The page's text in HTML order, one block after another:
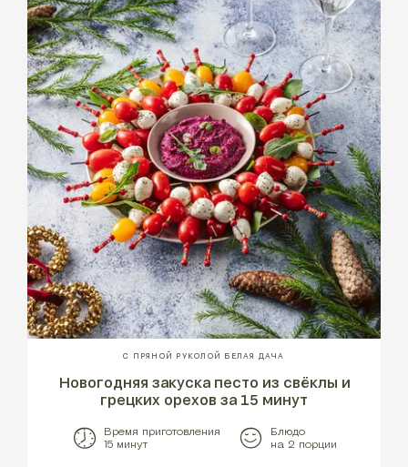
С ПРЯНОЙ РУКОЛОЙ БЕЛАЯ ДАЧА
Новогодняя закуска песто из свёклы и
грецких орехов за 15 минут
Время приготовления
15 минут
Блюдо
на 2 порции